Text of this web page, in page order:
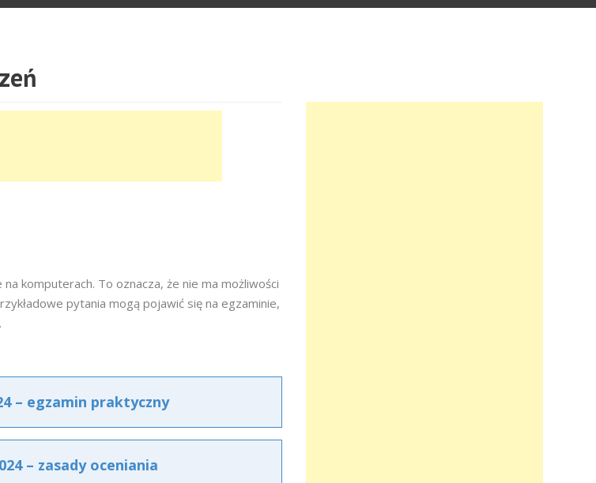
komputerach. To oznacza, że nie ma możliwości
pytania mogą pojawić się na egzaminie,
– egzamin praktyczny
– zasady oceniania